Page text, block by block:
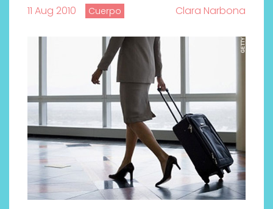
11 Aug 2010 Cuerpo Clara Narbona